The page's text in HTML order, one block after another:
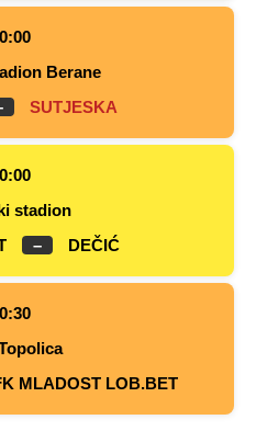
Berane
SUTJESKA
stadion
– DEČIĆ
MLADOST LOB.BET